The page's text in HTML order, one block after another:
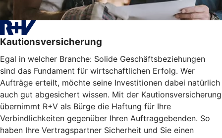
Kautionsversicherung
Egal in welcher Branche: Solide Geschäftsbeziehungen
sind das Fundament für wirtschaftlichen Erfolg. Wer
Aufträge erteilt, möchte seine Investitionen dabei natürlich
auch gut abgesichert wissen. Mit der Kautionsversicherung
übernimmt R+V als Bürge die Haftung für Ihre
Verbindlichkeiten gegenüber Ihren Auftraggebenden. So
haben Ihre Vertragspartner Sicherheit und Sie einen